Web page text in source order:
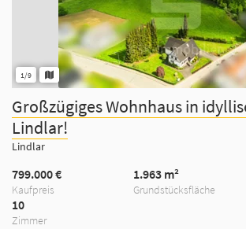
1/9
Großzügiges Wohnhaus in
Lindlar!
Lindlar
Kaufpreis
799.000 €
Grundstücksfläche
1.963 m²
Zimmer
10